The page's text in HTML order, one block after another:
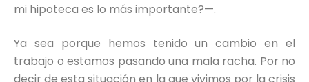
mi hipoteca es lo más importante?—.
Ya sea porque hemos tenido un cambio en el
trabajo o estamos pasando una mala racha. Por no